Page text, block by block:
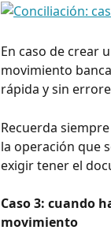
En caso de crear
movimiento
rápida y sin
Recuerda
la operación que
exigir tener el
Caso 3: cuando
movimiento